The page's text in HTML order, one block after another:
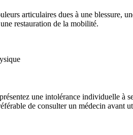
articulaires dues à une
restauration de la mobilité.
une intolérance individuelle à
de consulter un médecin avant